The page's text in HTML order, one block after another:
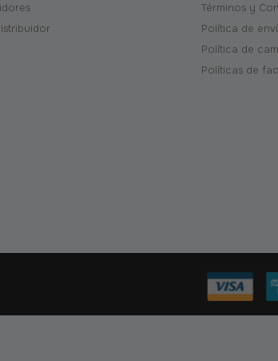
Términos y
Política de
Política de
Políticas de